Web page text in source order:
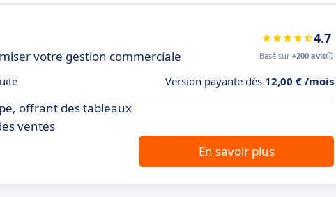
votre gestion commerciale
4.7
Basé sur +200 avis
Version payante dès 12,00 € /mois
offrant des tableaux
ventes
En savoir plus